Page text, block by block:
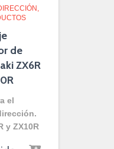
de
ZX6R
el
y ZX10R